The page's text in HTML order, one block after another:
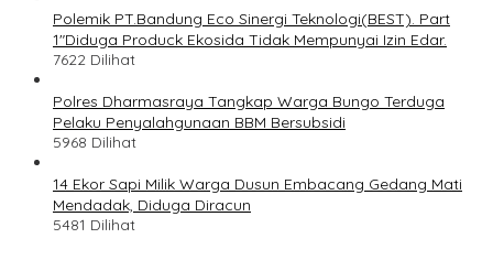
Polemik PT.Bandung Eco Sinergi Teknologi(BEST). Part
1″Diduga Produck Ekosida Tidak Mempunyai Izin Edar.
7622 Dilihat
Polres Dharmasraya Tangkap Warga Bungo Terduga
Pelaku Penyalahgunaan BBM Bersubsidi
5968 Dilihat
14 Ekor Sapi Milik Warga Dusun Embacang Gedang Mati
Mendadak, Diduga Diracun
5481 Dilihat